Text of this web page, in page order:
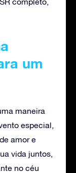
um
maneira
especial,
amor e
vida juntos,
no céu